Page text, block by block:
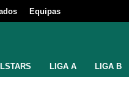
Equipas
LIGA A LIGA B